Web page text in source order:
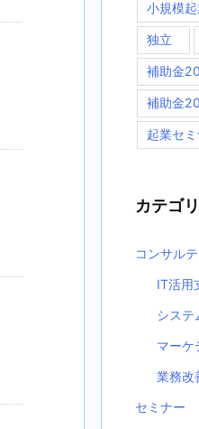
小規模
独立
補助金
補助金
起業セ
カテゴ
コンサル
IT活用
システ
マーケ
業務改
セミナー